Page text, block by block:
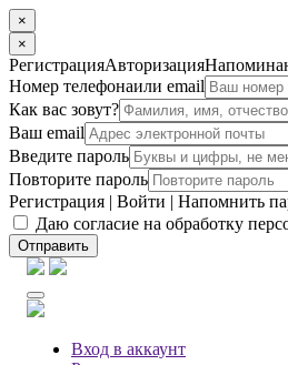
×
×
РегистрацияАвторизация
Номер телефонаили email
Как вас зовут?
Ваш email
Введите пароль
Повторите пароль
Регистрация | Войти | Напомнить
Даю согласие на обработку
Отправить
Вход в аккаунт